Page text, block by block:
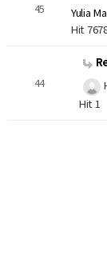
45
Yulia
Hit
44